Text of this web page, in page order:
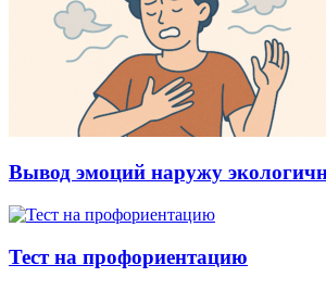
Вывод эмоций наружу
Тест на профориентацию